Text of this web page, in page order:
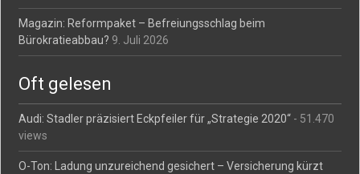
Magazin: Reformpaket – Befreiungsschlag beim
Bürokratieabbau? 9. Juli 2026
Oft gelesen
Audi: Stadler präzisiert Eckpfeiler für „Strategie 2020“ - 51.470
views
O-Ton: Ladung unzureichend gesichert – Versicherung kürzt